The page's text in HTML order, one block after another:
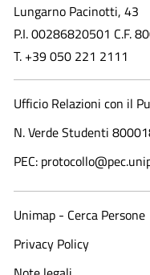
Lungarno Pacinotti, 43
P.I. 00286820501 C.F.
T. +39 050 221 2111
Ufficio Relazioni con il
N. Verde Studenti
PEC:
Unimap - Cerca Persone
Privacy Policy